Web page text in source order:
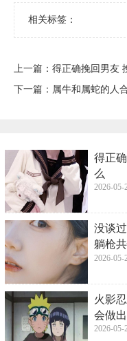
相关标签：
上一篇： 得正确挽回男友
下一篇： 属牛和属蛇的人
得正
么
2026-05-
没谈
躺枪
2026-05-
火影
会做
2026-05-